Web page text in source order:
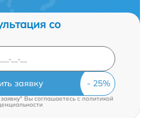
со
заявку
Вы соглашаетесь cполитикой